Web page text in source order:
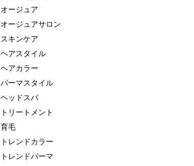
オージュア
オージュアサロン
スキンケア
ヘアスタイル
ヘアカラー
パーマスタイル
ヘッドスパ
トリートメント
育毛
トレンドカラー
トレンドパーマ